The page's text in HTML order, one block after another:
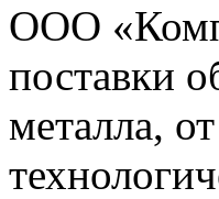
ООО
поставки
металла,